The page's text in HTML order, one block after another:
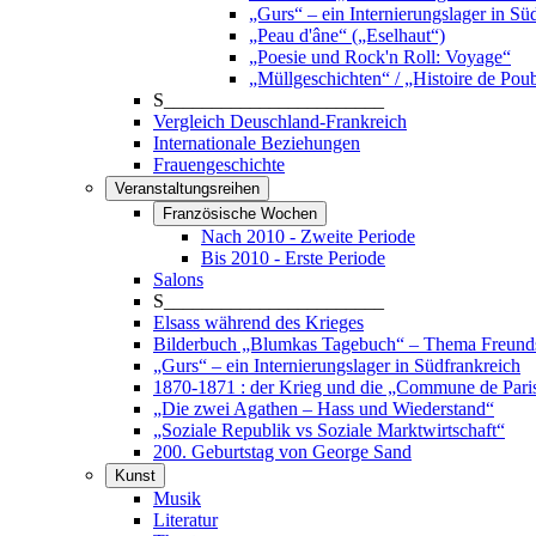
„Gurs“ – ein Internierungslager in
„Peau d'âne“ („Eselhaut“)
„Poesie und Rock'n Roll: Voyage“
„Müllgeschichten“ / „Histoire de
S_______________________
Vergleich Deuschland-Frankreich
Internationale Beziehungen
Frauengeschichte
Veranstaltungsreihen
Französische Wochen
Nach 2010 - Zweite Periode
Bis 2010 - Erste Periode
Salons
S_______________________
Elsass während des Krieges
Bilderbuch „Blumkas Tagebuch“ – Thema
„Gurs“ – ein Internierungslager in Südfrankreich
1870-1871 : der Krieg und die „Commune de
„Die zwei Agathen – Hass und Wiederstand“
„Soziale Republik vs Soziale Marktwirtschaft“
200. Geburtstag von George Sand
Kunst
Musik
Literatur